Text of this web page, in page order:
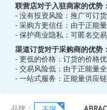
联营店对于入驻商家的优势：
- 没有投资风险：推广可订
- 采购方更信任：由于正能
- 保护商业隐私：可匿名交
渠道订货对于采购商的优势：
- 更低的价格：订货的价格
- 交易风险低：由于正能量
- 一站式服务：正能量供应